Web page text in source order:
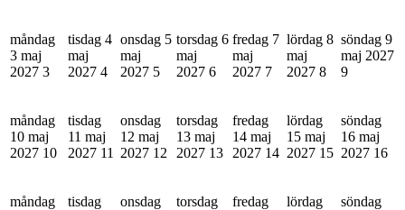
måndag
3 maj
2027 3
tisdag 4
maj
2027 4
onsdag 5
maj
2027 5
torsdag 6
maj
2027 6
fredag 7
maj
2027 7
lördag 8
maj
2027 8
söndag 9
maj 2027
9
måndag
10 maj
2027 10
tisdag
11 maj
2027 11
onsdag
12 maj
2027 12
torsdag
13 maj
2027 13
fredag
14 maj
2027 14
lördag
15 maj
2027 15
söndag
16 maj
2027 16
måndag
tisdag
onsdag
torsdag
fredag
lördag
söndag